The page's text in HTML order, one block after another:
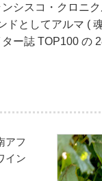
シスコ・クロニ
としてアルマ (
ー誌 TOP100 の
アフ
イン